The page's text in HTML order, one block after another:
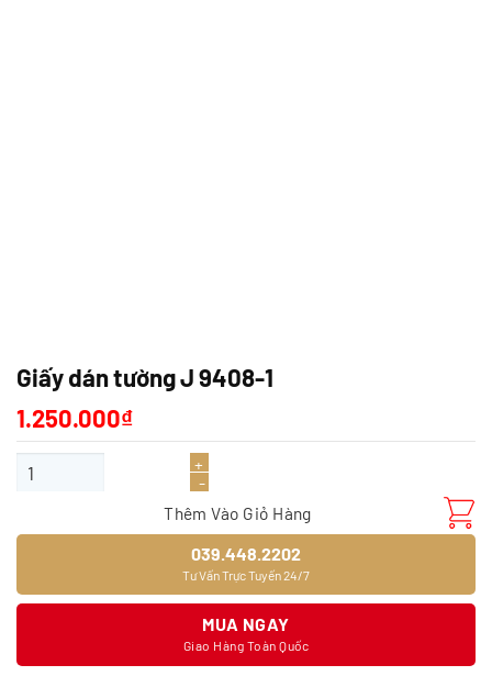
Giấy dán tường J 9408-1
1.250.000₫
Giấy dán tường J 9408-1 số lượng
Thêm Vào Giỏ Hàng
039.448.2202
Tư Vấn Trực Tuyến 24/7
MUA NGAY
Giao Hàng Toàn Quốc